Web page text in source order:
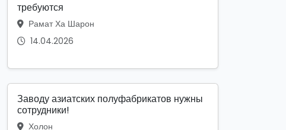
требуются
Рамат Ха Шарон
14.04.2026
Заводу азиатских полуфабрикатов нужны
сотрудники!
Холон